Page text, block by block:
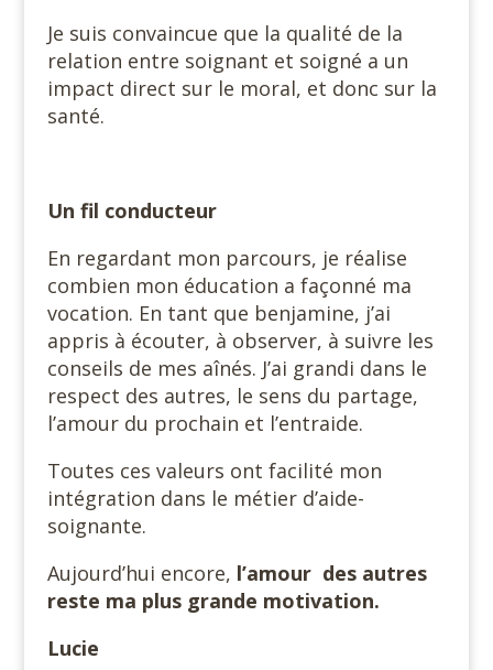
Je suis convaincue que la qualité de la
relation entre soignant et soigné a un
impact direct sur le moral, et donc sur la
santé.
Un fil conducteur
En regardant mon parcours, je réalise
combien mon éducation a façonné ma
vocation. En tant que benjamine, j’ai
appris à écouter, à observer, à suivre les
conseils de mes aînés. J’ai grandi dans le
respect des autres, le sens du partage,
l’amour du prochain et l’entraide.
Toutes ces valeurs ont facilité mon
intégration dans le métier d’aide-
soignante.
Aujourd’hui encore, l’amour des autres
reste ma plus grande motivation.
Lucie